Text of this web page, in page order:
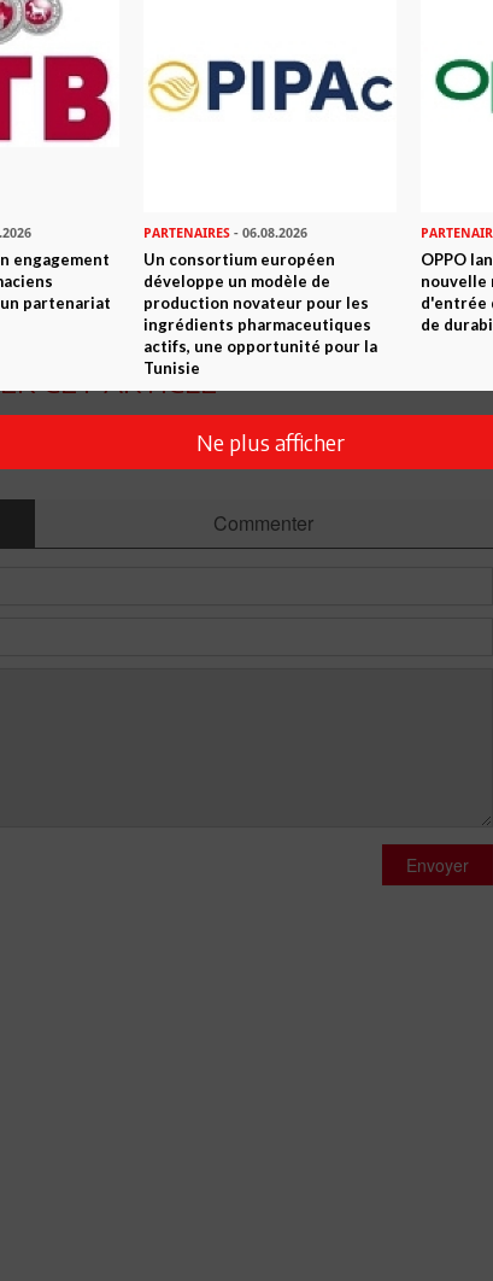
PARTAGEZ-LE AVEC VOS AMIS !
ABONNEZ-VOUS
CET ARTICLE
0Commentaires
Commenter
Envoyer
engagement
un partenariat
PARTENAIRES - 06.08.2026
Un consortium européen
développe un modèle de
production novateur pour les
ingrédients pharmaceutiques
actifs, une opportunité pour la
Tunisie
OPPO
nouvelle
d'entrée
de
Ne plus afficher